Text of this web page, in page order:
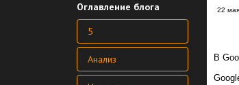
Оглавление блога
5
Анализ
22
В